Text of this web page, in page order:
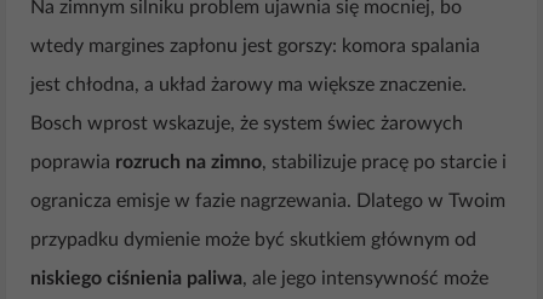
Na zimnym silniku problem ujawnia się mocniej, bo
wtedy margines zapłonu jest gorszy: komora spalania
jest chłodna, a układ żarowy ma większe znaczenie.
Bosch wprost wskazuje, że system świec żarowych
poprawia rozruch na zimno, stabilizuje pracę po starcie i
ogranicza emisje w fazie nagrzewania. Dlatego w Twoim
przypadku dymienie może być skutkiem głównym od
niskiego ciśnienia paliwa, ale jego intensywność może